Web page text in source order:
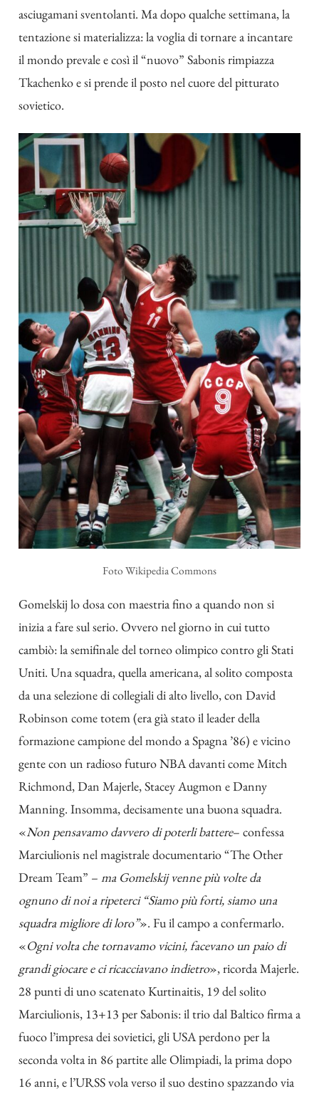
asciugamani sventolanti. Ma dopo qualche settimana, la
tentazione si materializza: la voglia di tornare a incantare
il mondo prevale e così il “nuovo” Sabonis rimpiazza
Tkachenko e si prende il posto nel cuore del pitturato
sovietico.
Foto Wikipedia Commons
Gomelskij lo dosa con maestria fino a quando non si
inizia a fare sul serio. Ovvero nel giorno in cui tutto
cambiò: la semifinale del torneo olimpico contro gli Stati
Uniti. Una squadra, quella americana, al solito composta
da una selezione di collegiali di alto livello, con David
Robinson come totem (era già stato il leader della
formazione campione del mondo a Spagna ’86) e vicino
gente con un radioso futuro NBA davanti come Mitch
Richmond, Dan Majerle, Stacey Augmon e Danny
Manning. Insomma, decisamente una buona squadra.
«Non pensavamo davvero di poterli battere– confessa
Marciulionis nel magistrale documentario “The Other
Dream Team” – ma Gomelskij venne più volte da
ognuno di noi a ripeterci “Siamo più forti, siamo una
squadra migliore di loro”». Fu il campo a confermarlo.
«Ogni volta che tornavamo vicini, facevano un paio di
grandi giocare e ci ricacciavano indietro», ricorda Majerle.
28 punti di uno scatenato Kurtinaitis, 19 del solito
Marciulionis, 13+13 per Sabonis: il trio dal Baltico firma a
fuoco l’impresa dei sovietici, gli USA perdono per la
seconda volta in 86 partite alle Olimpiadi, la prima dopo
16 anni, e l’URSS vola verso il suo destino spazzando via